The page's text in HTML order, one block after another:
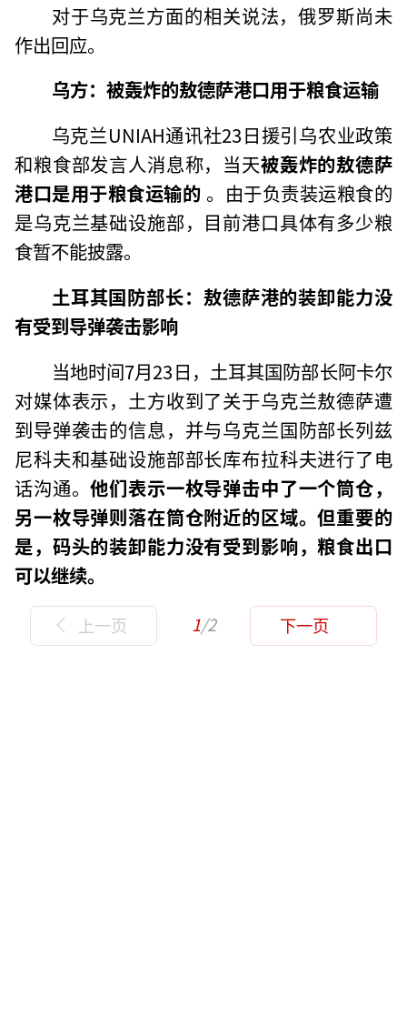
对于乌克兰方面的相关说法，俄罗斯尚未
作出回应。
乌方：被轰炸的敖德萨港口用于粮食运输
乌克兰UNIAH通讯社23日援引乌农业政策
和粮食部发言人消息称，当天被轰炸的敖德萨
港口是用于粮食运输的 。由于负责装运粮食的
是乌克兰基础设施部，目前港口具体有多少粮
食暂不能披露。
土耳其国防部长：敖德萨港的装卸能力没
有受到导弹袭击影响
当地时间7月23日，土耳其国防部长阿卡尔
对媒体表示，土方收到了关于乌克兰敖德萨遭
到导弹袭击的信息，并与乌克兰国防部长列兹
尼科夫和基础设施部部长库布拉科夫进行了电
话沟通。他们表示一枚导弹击中了一个筒仓，
另一枚导弹则落在筒仓附近的区域。但重要的
是，码头的装卸能力没有受到影响，粮食出口
可以继续。
上一页 1/2 下一页